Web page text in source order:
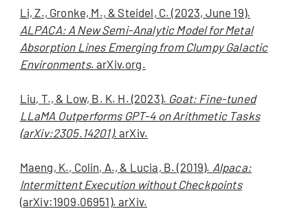
Li, Z., Gronke, M., & Steidel, C. (2023, June 19).
ALPACA: A New Semi-Analytic Model for Metal
Absorption Lines Emerging from Clumpy Galactic
Environments. arXiv.org.
Liu, T., & Low, B. K. H. (2023). Goat: Fine-tuned
LLaMA Outperforms GPT-4 on Arithmetic Tasks
(arXiv:2305.14201).arXiv.
Maeng, K., Colin, A., & Lucia, B. (2019). Alpaca:
Intermittent Execution without Checkpoints
(arXiv:1909.06951). arXiv.